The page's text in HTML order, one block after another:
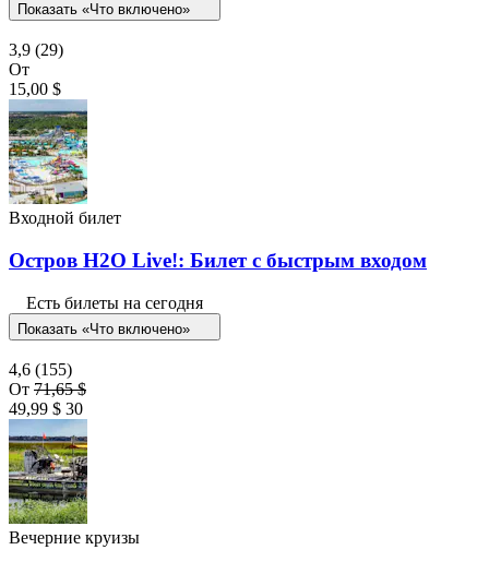
Показать «Что включено»
3,9 (29)
От
15,00 $
Входной билет
Остров H2O Live!: Билет с быстрым входом
Есть билеты на сегодня
Показать «Что включено»
4,6 (155)
От 71,65 $
49,99 $ 30
Вечерние круизы